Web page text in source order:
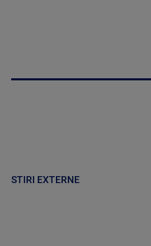
STIRI EXTERNE